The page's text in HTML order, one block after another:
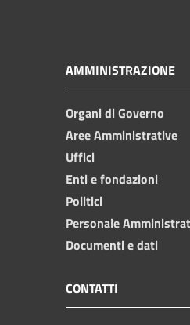
AMMINISTRAZIONE
Organi di Governo
Aree Amministrative
Uffici
Enti e fondazioni
Politici
Personale
Documenti e dati
CONTATTI